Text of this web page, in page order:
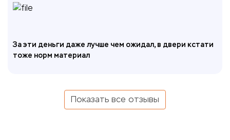
За эти деньги даже лучше чем ожидал, в двери кстати
тоже норм материал
Показать все отзывы